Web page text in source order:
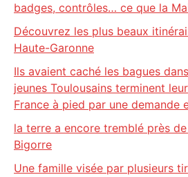
badges, contrôles… ce que la
Découvrez les plus beaux
Haute-Garonne
Ils avaient caché les bagues
jeunes Toulousains terminent
France à pied par une demande
la terre a encore tremblé près
Bigorre
Une famille visée par plusieurs